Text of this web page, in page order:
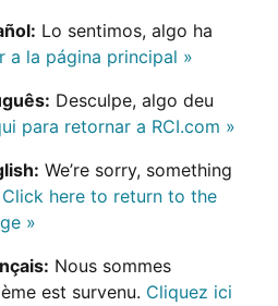
Lo sentimos, algo ha
a la página principal »
Desculpe, algo deu
para retornar a RCI.com »
We’re sorry, something
Click here to return to the
»
Nous sommes
est survenu. Cliquez ici